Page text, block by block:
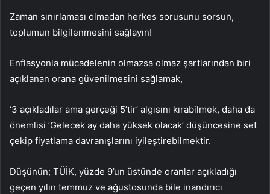
Zaman sınırlaması olmadan herkes sorusunu sorsun,
toplumun bilgilenmesini sağlayın!
Enflasyonla mücadelenin olmazsa olmaz şartlarından biri
açıklanan orana güvenilmesini sağlamak,
‘3 açıkladılar ama gerçeği 5’tir’ algısını kırabilmek, daha da
önemlisi ’Gelecek ay daha yüksek olacak’ düşüncesine set
çekip fiyatlama davranışlarını iyileştirebilmektir.
Düşünün; TÜİK, yüzde 9’un üstünde oranlar açıkladığı
geçen yılın temmuz ve ağustosunda bile inandırıcı